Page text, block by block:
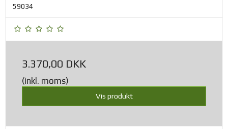
59034
3.370,00 DKK
(inkl. moms)
Vis produkt